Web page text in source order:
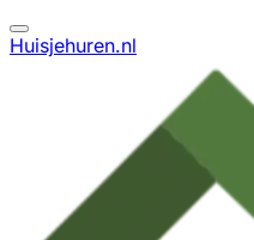
Huisjehuren.nl